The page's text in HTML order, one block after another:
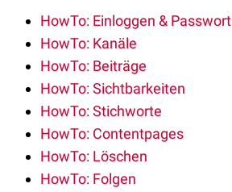
HowTo: Einloggen & Passwort
HowTo: Kanäle
HowTo: Beiträge
HowTo: Sichtbarkeiten
HowTo: Stichworte
HowTo: Contentpages
HowTo: Löschen
HowTo: Folgen